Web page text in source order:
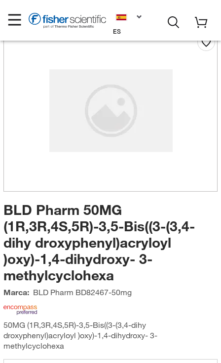
ES
BLD Pharm 50MG
(1R,3R,4S,5R)-3,5-Bis((3-(3,4-
dihy droxyphenyl)acryloyl
)oxy)-1,4-dihydroxy- 3-
methylcyclohexa
Marca: BLD Pharm BD82467-50mg
50MG (1R,3R,4S,5R)-3,5-Bis((3-(3,4-dihy
droxyphenyl)acryloyl )oxy)-1,4-dihydroxy- 3-
methylcyclohexa